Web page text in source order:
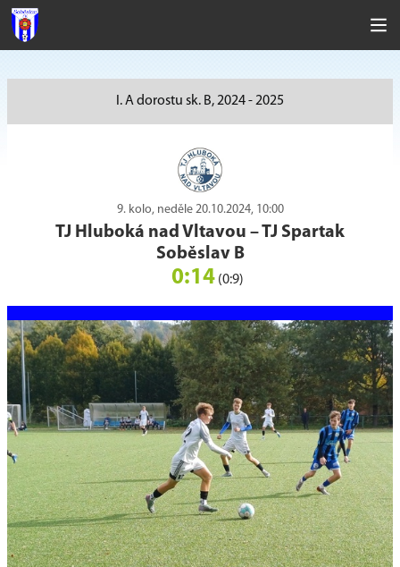
I. A dorostu sk. B, 2024 - 2025
9. kolo, neděle 20.10.2024, 10:00
TJ Hluboká nad Vltavou –TJ Spartak
Soběslav B
0:14 (0:9)